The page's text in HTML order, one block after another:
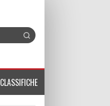
CLASSIFICHE